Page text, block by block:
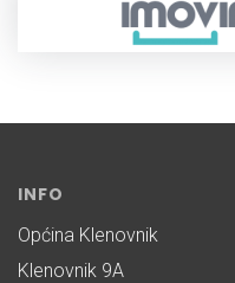
INFO
Općina Klenovnik
Klenovnik 9A